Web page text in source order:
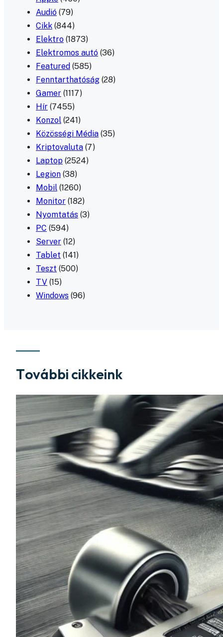
Audió (79)
Cikk (844)
Elektro (1873)
Elektromos autó (36)
Featured (585)
Fenntarthatóság (28)
Gamer (1117)
Hír (7455)
Konzol (241)
Közösségi Média (35)
Kriptovaluta (7)
Laptop (2524)
Legion (38)
Mobil (1260)
Monitor (182)
Nyomtatás (3)
PC (594)
Server (12)
Tablet (141)
Teszt (500)
TV (15)
Windows (96)
További cikkeink